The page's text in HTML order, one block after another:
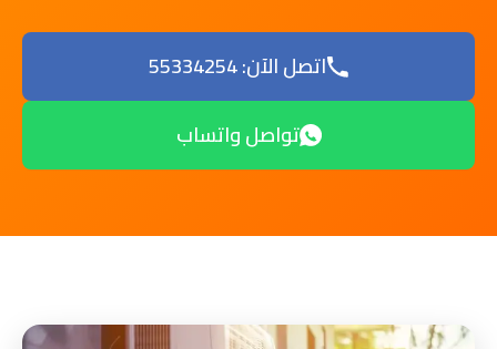
اتصل الآن: 55334254
تواصل واتساب